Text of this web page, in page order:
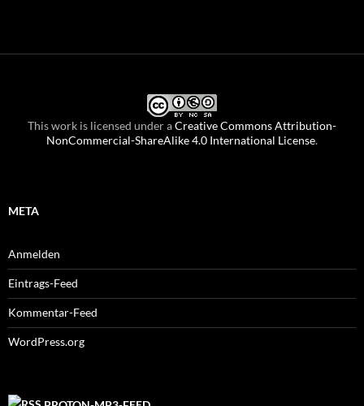
This work is licensed under aCreative Commons Attribution-
NonCommercial-ShareAlike 4.0 International License.
META
Anmelden
Eintrags-Feed
Kommentar-Feed
WordPress.org